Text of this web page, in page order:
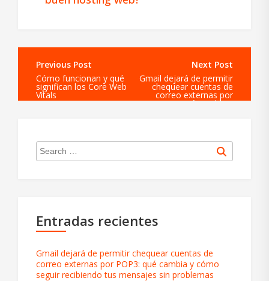
Navegación
entradas
Cómo funcionan y qué
significan los Core Web
Vitals
Gmail dejará de permitir
chequear cuentas de
correo externas por
POP3: qué cambia y
Search
for:
Entradas recientes
Gmail dejará de permitir chequear cuentas de
correo externas por POP3: qué cambia y cómo
seguir recibiendo tus mensajes sin problemas